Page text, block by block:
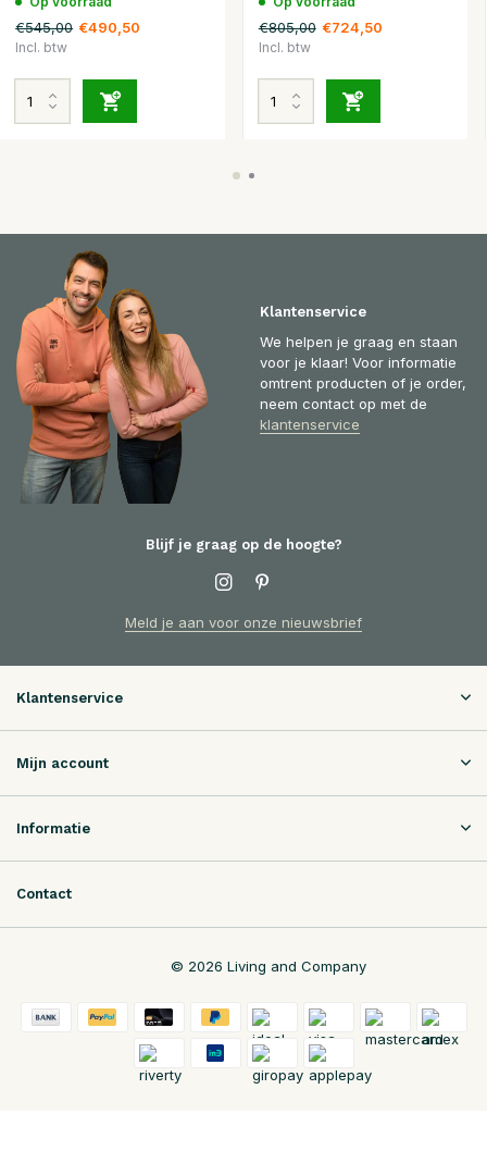
€545,00 €490,50
Incl. btw
€805,00 €724,50
Incl. btw
Klantenservice
We helpen je graag en staan
voor je klaar! Voor informatie
omtrent producten of je order,
neem contact op met de
klantenservice
Blijf je graag op de hoogte?
Meld je aan voor onze nieuwsbrief
Klantenservice
Mijn account
Informatie
Contact
© 2026 Living and Company